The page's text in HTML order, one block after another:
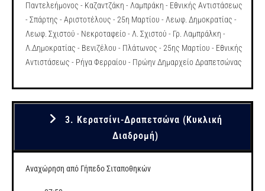
Παντελεήμονος - Καζαντζάκη - Λαμπράκη - Εθνικής Αντιστάσεως
- Σπάρτης - Αριστοτέλους - 25η Μαρτίου - Λεωφ. Δημοκρατίας -
Λεωφ. Σχιστού - Νεκροταφείο - Λ. Σχιστού - Γρ. Λαμπράλκη -
Λ.Δημοκρατίας - Βενιζέλου - Πλάτωνος - 25ης Μαρτίου - Εθνικής
Αντιστάσεως - Ρήγα Φερραίου - Πρώην Δημαρχείο Δραπετσώνας
3. Κερατσίνι-Δραπετσώνα (Κυκλική
Διαδρομή)
Αναχώρηση από Γήπεδο Σιταποθηκών